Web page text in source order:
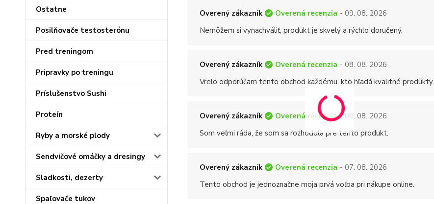
Ostatne
Posilňovače testosterónu
Pred treningom
Pripravky po treningu
Príslušenstvo Sushi
Proteín
Ryby a morské plody
Sendvičové omáčky a dresingy
Sladkosti, dezerty
Spaľovače tukov
Overený zákazník Overená recenzia - 09. 08. 2026
Nemôžem si vynachváliť, produkt je skvelý a rýchlo doručený.
Overený zákazník Overená recenzia - 08. 08. 2026
Vrelo odporúčam tento obchod každému, kto hľadá kvalitné produkty.
Overený zákazník Overená recenzia - 08. 08. 2026
Som veľmi ráda, že som sa rozhodola pre tento produkt.
Overený zákazník Overená recenzia - 07. 08. 2026
Tento obchod je jednoznačne moja prvá voľba pri nákupe online.